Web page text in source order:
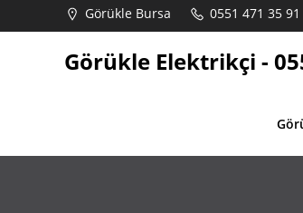
geç
Görükle Bursa 0551 471 35 91
Görükle Elektrikçi -